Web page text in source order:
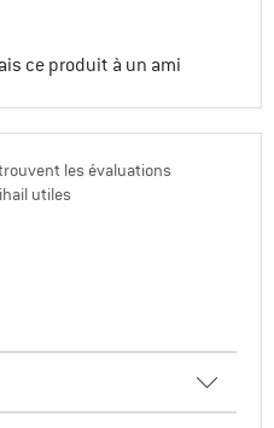
ce produit à un ami
les évaluations
utiles